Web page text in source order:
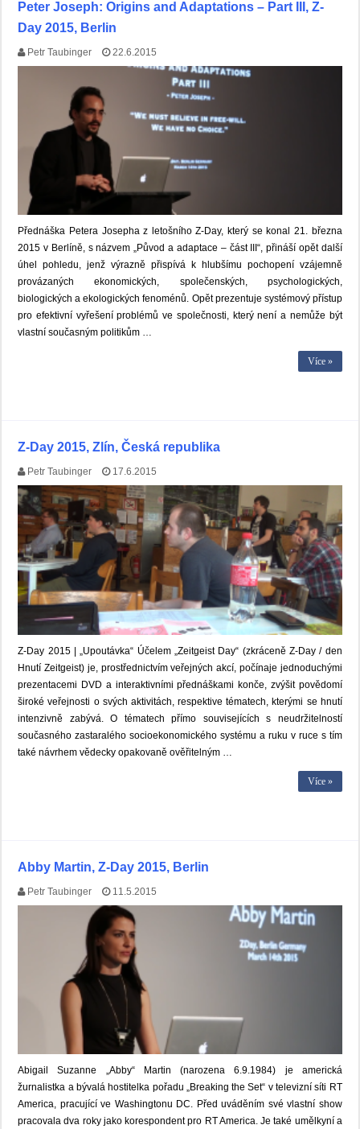
Peter Joseph: Origins and Adaptations – Part III, Z-
Day 2015, Berlin
Petr Taubinger 22.6.2015
Přednáška Petera Josepha z letošního Z-Day, který se konal 21. března
2015 v Berlíně, s názvem „Původ a adaptace – část III“, přináší opět další
úhel pohledu, jenž výrazně přispívá k hlubšímu pochopení vzájemně
provázaných ekonomických, společenských, psychologických,
biologických a ekologických fenoménů. Opět prezentuje systémový přístup
pro efektivní vyřešení problémů ve společnosti, který není a nemůže být
vlastní současným politikům …
Více »
Z-Day 2015, Zlín, Česká republika
Petr Taubinger 17.6.2015
Z-Day 2015 | „Upoutávka“ Účelem „Zeitgeist Day“ (zkráceně Z-Day / den
Hnutí Zeitgeist) je, prostřednictvím veřejných akcí, počínaje jednoduchými
prezentacemi DVD a interaktivními přednáškami konče, zvýšit povědomí
široké veřejnosti o svých aktivitách, respektive tématech, kterými se hnutí
intenzivně zabývá. O tématech přímo souvisejících s neudržitelností
současného zastaralého socioekonomického systému a ruku v ruce s tím
také návrhem vědecky opakovaně ověřitelným …
Více »
Abby Martin, Z-Day 2015, Berlin
Petr Taubinger 11.5.2015
Abigail Suzanne „Abby“ Martin (narozena 6.9.1984) je americká
žurnalistka a bývalá hostitelka pořadu „Breaking the Set“ v televizní síti RT
America, pracující ve Washingtonu DC. Před uváděním své vlastní show
pracovala dva roky jako korespondent pro RT America. Je také umělkyní a